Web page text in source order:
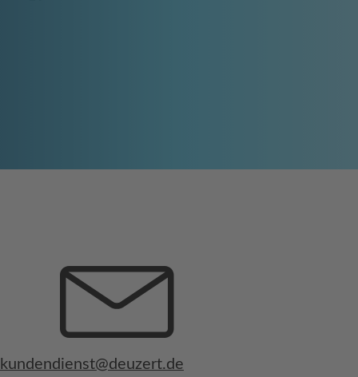
kundendienst@deuzert.de